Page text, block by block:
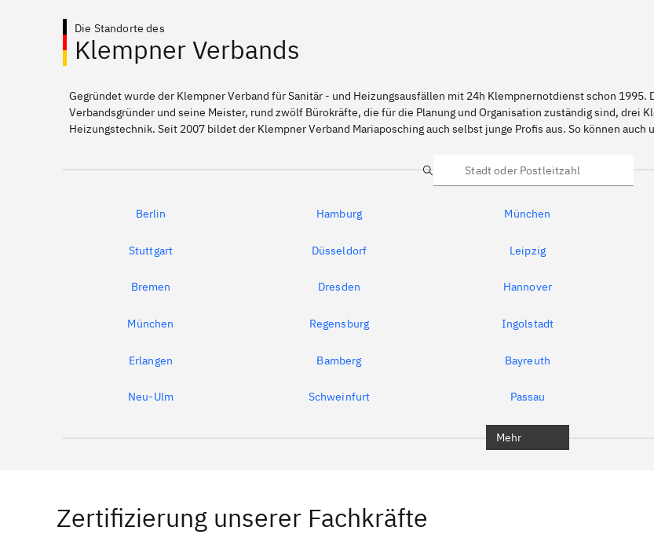
Die Standorte des
Klempner Verbands
Gegründet wurde der Klempner Verband für Sanitär - und Heizungsausfällen mit 24h Klempnernotdienst schon
Verbandsgründer und seine Meister, rund zwölf Bürokräfte, die für die Planung und Organisation zuständig sind, drei
Heizungstechnik. Seit 2007 bildet der Klempner Verband Mariaposching auch selbst junge Profis aus. So können
Suche
Berlin Hamburg München
Stuttgart Düsseldorf Leipzig
Bremen Dresden Hannover
München Regensburg Ingolstadt
Erlangen Bamberg Bayreuth
Neu-Ulm Schweinfurt Passau
Mehr
Zertifizierung unserer Fachkräfte